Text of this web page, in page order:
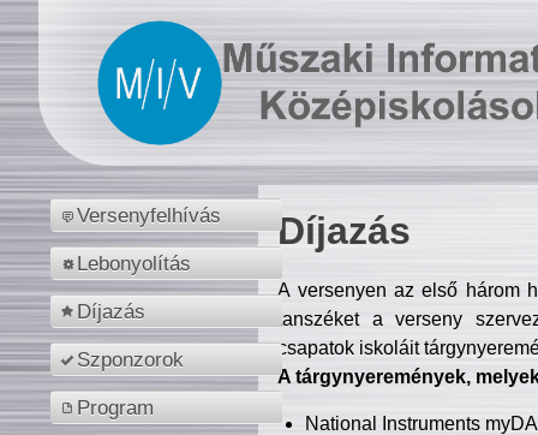
Versenyfelhívás
Lebonyolítás
Díjazás
Szponzorok
Program
Díjazás
A versenyen az első három
tanszéket a verseny
csapatok iskoláit
A tárgynyeremények,
National Instruments